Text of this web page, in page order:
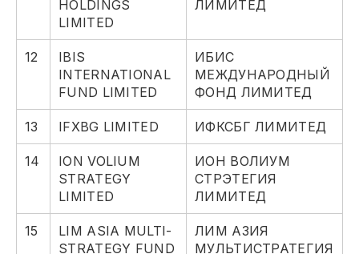
HOLDINGS
LIMITED
ЛИМИТЕД
12
IBIS
INTERNATIONAL
FUND LIMITED
ИБИС
МЕЖДУНАРОДНЫЙ
ФОНД ЛИМИТЕД
13 IFXBG LIMITED ИФКСБГ ЛИМИТЕД
14
ION VOLIUM
STRATEGY
LIMITED
ИОН ВОЛИУМ
СТРЭТЕГИЯ
ЛИМИТЕД
15
LIM ASIA MULTI-
STRATEGY FUND
ЛИМ АЗИЯ
МУЛЬТИСТРАТЕГИЯ